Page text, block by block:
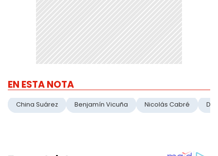
EN ESTA NOTA
China Suárez Benjamín Vicuña Nicolás Cabré